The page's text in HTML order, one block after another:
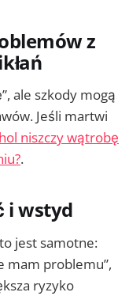
z
ale szkody mogą
Jeśli martwi
niszczy wątrobę
.
i wstyd
jest samotne:
mam problemu”,
ryzyko